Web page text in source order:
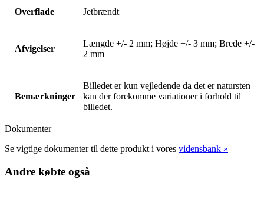
Overflade Jetbrændt
Afvigelser
Længde +/- 2 mm; Højde +/- 3 mm; Brede +/-
2 mm
Bemærkninger
Billedet er kun vejledende da det er natursten
kan der forekomme variationer i forhold til
billedet.
Dokumenter
Se vigtige dokumenter til dette produkt i vores vidensbank »
Andre købte også